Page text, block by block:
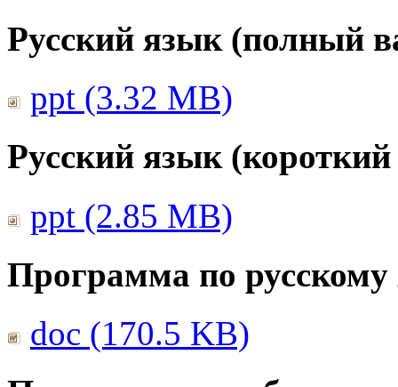
Русский язык (полный
ppt (3.32 MB)
Русский язык
ppt (2.85 MB)
Программа по русскому
doc (170.5 KB)